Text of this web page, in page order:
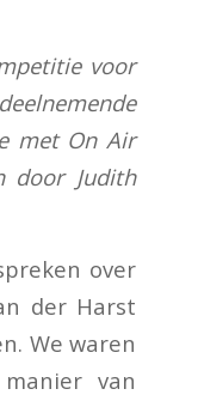
voor
met On Air
door Judith
over
der Harst
We waren
van